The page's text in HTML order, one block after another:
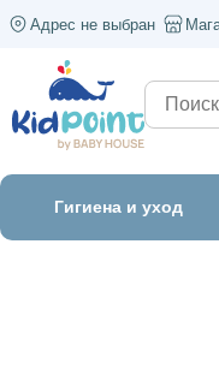
Адрес не выбран
Гигиена и уход